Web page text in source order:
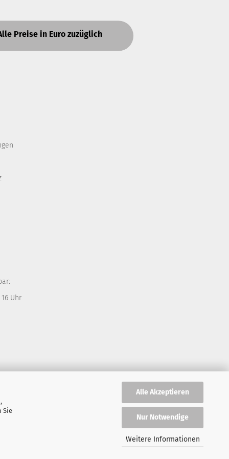
Sie
Alle Akzeptieren
Nur Notwendige
Weitere Informationen
Preise in Euro zuzüglich
Uhr